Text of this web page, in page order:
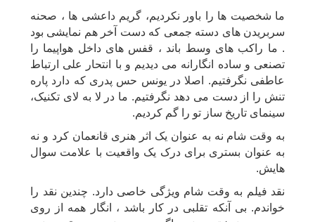
ما شخصیت ها را باور نکردیم، گریم داعشی ها ، صحنه
سربریدن های دسته جمعی که دست آخر هم نمایشی بود
. ما راکب های وسط باند ، قفس های داخل هواپیما را
تصنعی و ساده انگارانه می دیدیم و با انتحار علی ارتباط
عاطفی نگرفتیم. اصلا در یونس حس پدری که دارد پاره
تنش را از دست می دهد نگرفتیم. ما در لا به لای تکنیک،
سینمای تاریخ ساز تو را گم کردیم.
به وقت شام نه به عنوان یک اثر هنری قانعمان کرد و نه
به عنوان بستری برای درک یک واقعیت با علامت سوال
هایش.
نقد فیلم به وقت شام ویژگی خاصی دارد. چندین نقد را
خواندم. بی آنکه تقلبی در کار باشد ، انگار همه از روی